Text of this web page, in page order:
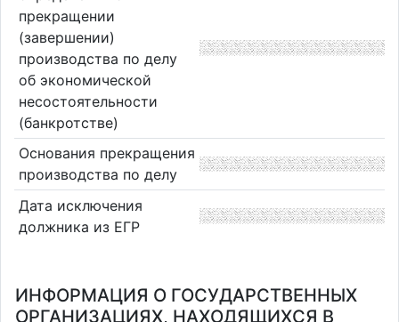
прекращении
(завершении)
производства по делу
об экономической
несостоятельности
(банкротстве)
Основания прекращения
производства по делу
Дата исключения
должника из ЕГР
ИНФОРМАЦИЯ О ГОСУДАРСТВЕННЫХ
ОРГАНИЗАЦИЯХ, НАХОДЯЩИХСЯ В